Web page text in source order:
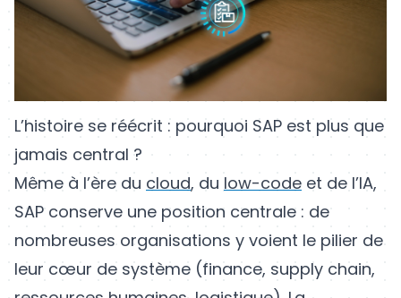
L’histoire se réécrit : pourquoi SAP est plus que
jamais central ?
Même à l’ère du cloud, du low-code et de l’IA,
SAP conserve une position centrale : de
nombreuses organisations y voient le pilier de
leur cœur de système (finance, supply chain,